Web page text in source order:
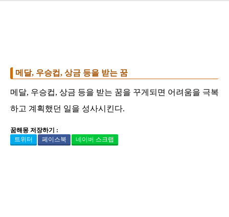
메달, 우승컵, 상금 등을 받는 꿈
메달, 우승컵, 상금 등을 받는 꿈을 꾸게되면 어려움을 극복
하고 계획했던 일을 성사시킨다.
꿈해몽 저장하기 :
트위터
페이스북 네이버 스크랩